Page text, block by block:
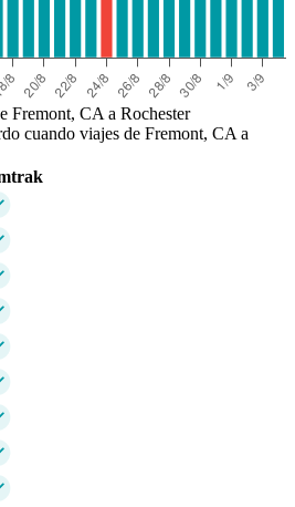
Fremont, CA a Rochester
cuando viajes de Fremont, CA a